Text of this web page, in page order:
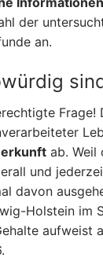
der
an.
Frage!
ab. Weil
und
davon
Holstein im
aufweist